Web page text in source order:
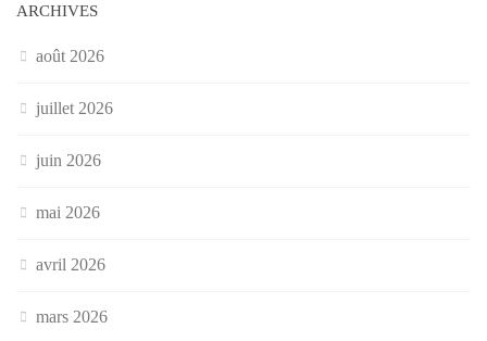
ARCHIVES
août 2026
juillet 2026
juin 2026
mai 2026
avril 2026
mars 2026